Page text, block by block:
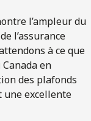
l’ampleur du
l’assurance
à ce que
en
des plafonds
une excellente